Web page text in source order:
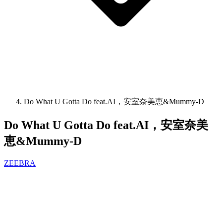
Do What U Gotta Do feat.AI，安室奈美恵&Mummy-D
Do What U Gotta Do feat.AI，安室奈美
恵&Mummy-D
ZEEBRA